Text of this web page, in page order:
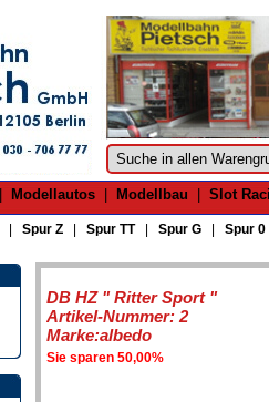
Modellautos Modellbau Slot
Spur Z Spur TT| Spur G Spur 0
DB HZ " Ritter Sport "
Artikel-Nummer: 2
Marke:albedo
Sie sparen 50,00%